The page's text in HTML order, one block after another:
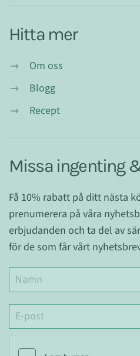
Hitta mer
Om oss
Blogg
Recept
Missa ingenting
Få 10% rabatt på ditt nästa
prenumerera på våra
erbjudanden och ta del av
för de som får vårt